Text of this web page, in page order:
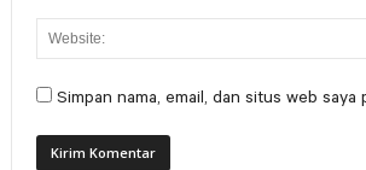
Simpan nama, email, dan situs web